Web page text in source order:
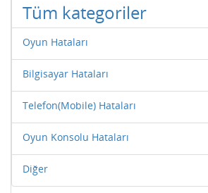
Tüm kategoriler
Oyun Hataları
Bilgisayar Hataları
Telefon(Mobile) Hataları
Oyun Konsolu Hataları
Diğer